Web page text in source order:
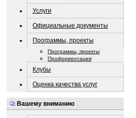
Услуги
Официальные документы
Программы, проекты
Программы, проекты
Профориентация
Клубы
Оценка качества услуг
Вашему вниманию